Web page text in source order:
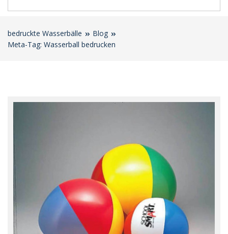
bedruckte Wasserbälle
Blog
Meta-Tag: Wasserball bedrucken